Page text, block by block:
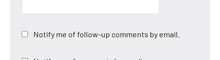
Notify me of follow-up comments by email.